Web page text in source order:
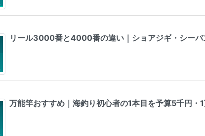
リール3000番と4000番の違い｜ショアジギ・シーバ
万能竿おすすめ｜海釣り初心者の1本目を予算5千円・